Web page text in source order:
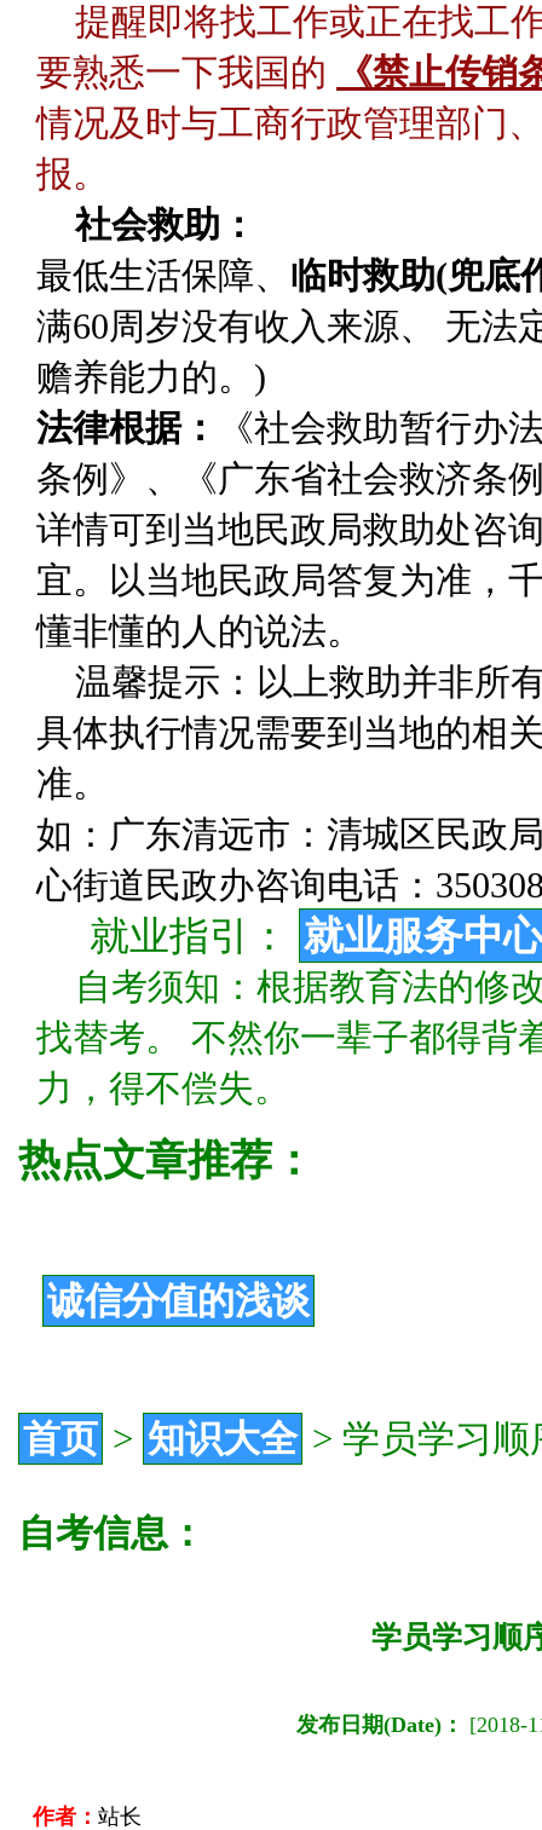
提醒即将找工作或正在找工
要熟悉一下我国的
《禁止传销
情况及时与工商行政管理部门
报。
社会救助：
最低生活保障、 临时救助(兜底
满60周岁没有收入来源、 无法
赡养能力的。)
法律根据：
《社会救助暂行办
条例》、《广东省社会救济条
详情可到当地民政局救助处咨
宜。以当地民政局答复为准，
懂非懂的人的说法。
温馨提示：以上救助并非所
具体执行情况需要到当地的相
准。
如：广东清远市：清城区民政
心街道民政办咨询电话：
就业指引： 就业服务中心
自考须知：根据教育法的修
找替考。 不然你一辈子都得背
力，得不偿失。
热点文章推荐：
诚信分值的浅谈
首页 > 知识大全 > 学员学习顺
自考信息：
学员学习顺
发布日期(Date)： [2018-
作者： 站长